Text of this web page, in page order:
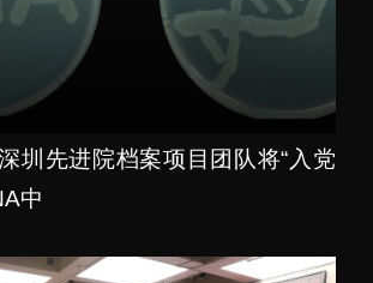
深圳合成生物学创新研
深圳先进电子材料国际
深圳脑解析与脑模拟重
科技基础设施
圳先进院档案项目团队将“入党
中